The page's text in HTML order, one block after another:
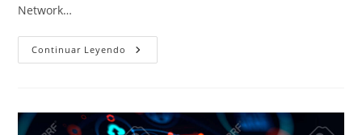
Network…
Continuar Leyendo La
Revolución